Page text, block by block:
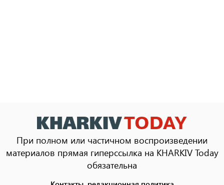
При полном или частичном воспроизведении
материалов прямая гиперссылка на KHARKIV Today
обязательна